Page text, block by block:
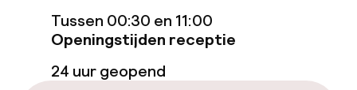
Roomservice
Dieetopties
Tussen 00:30 en 11:00
Openingstijden receptie
24 uur geopend